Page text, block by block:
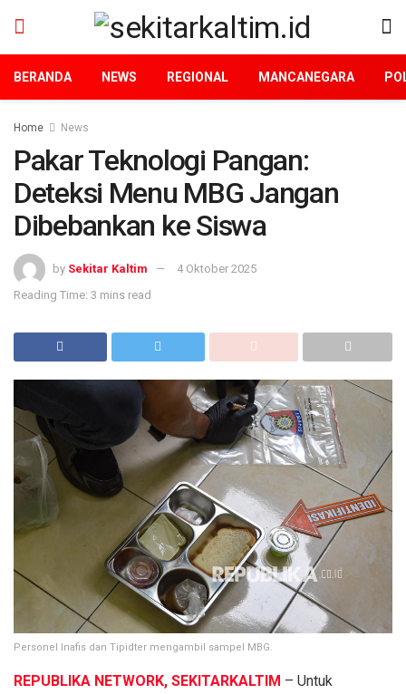
BERANDA NEWS REGIONAL MANCANEGARA
Home News
Pakar Teknologi Pangan:
Deteksi Menu MBG Jangan
Dibebankan ke Siswa
by Sekitar Kaltim
4 Oktober 2025
Reading Time: 3 mins read
Personel Inafis dan Tipidter mengambil sampel MBG.
REPUBLIKA NETWORK, SEKITARKALTIM – Untuk